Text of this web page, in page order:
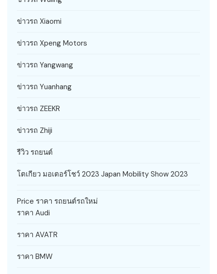
ข่าวรถ Xiaomi
ข่าวรถ Xpeng Motors
ข่าวรถ Yangwang
ข่าวรถ Yuanhang
ข่าวรถ ZEEKR
ข่าวรถ Zhiji
รีวิว รถยนต์
โตเกียว มอเตอร์โชว์ 2023 Japan Mobility Show 2023
Price ราคา รถยนต์รถใหม่
ราคา Audi
ราคา AVATR
ราคา BMW